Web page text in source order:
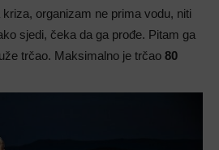
organizam ne prima vodu, niti
sjedi, čeka da ga prođe. Pitam ga
trčao. Maksimalno je trčao 80